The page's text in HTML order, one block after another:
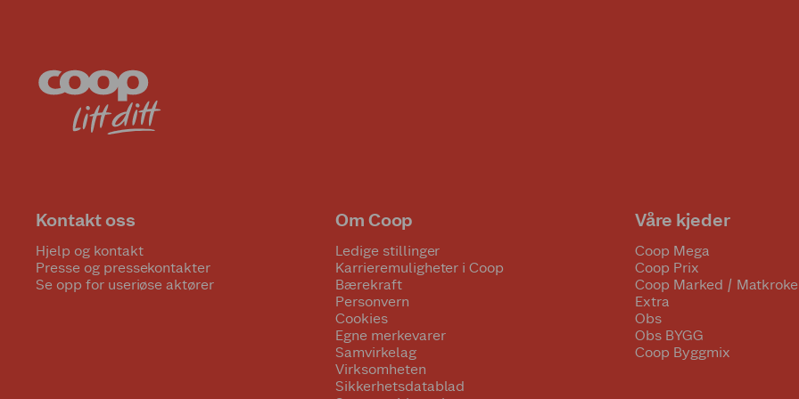
Kontakt oss
Hjelp og kontakt
Presse og pressekontakter
Se opp for useriøse aktører
Om Coop
Ledige stillinger
Karrieremuligheter i Coop
Bærekraft
Personvern
Cookies
Egne merkevarer
Samvirkelag
Virksomheten
Sikkerhetsdatablad
Våre kjeder
Coop Mega
Coop Prix
Coop Marked /
Extra
Obs
Obs BYGG
Coop Byggmix